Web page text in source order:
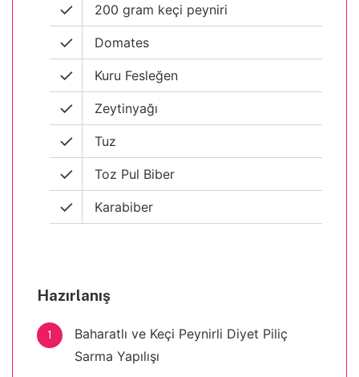
200 gram keçi peyniri
Domates
Kuru Fesleğen
Zeytinyağı
Tuz
Toz Pul Biber
Karabiber
Hazırlanış
1
Baharatlı ve Keçi Peynirli Diyet Piliç
Sarma Yapılışı